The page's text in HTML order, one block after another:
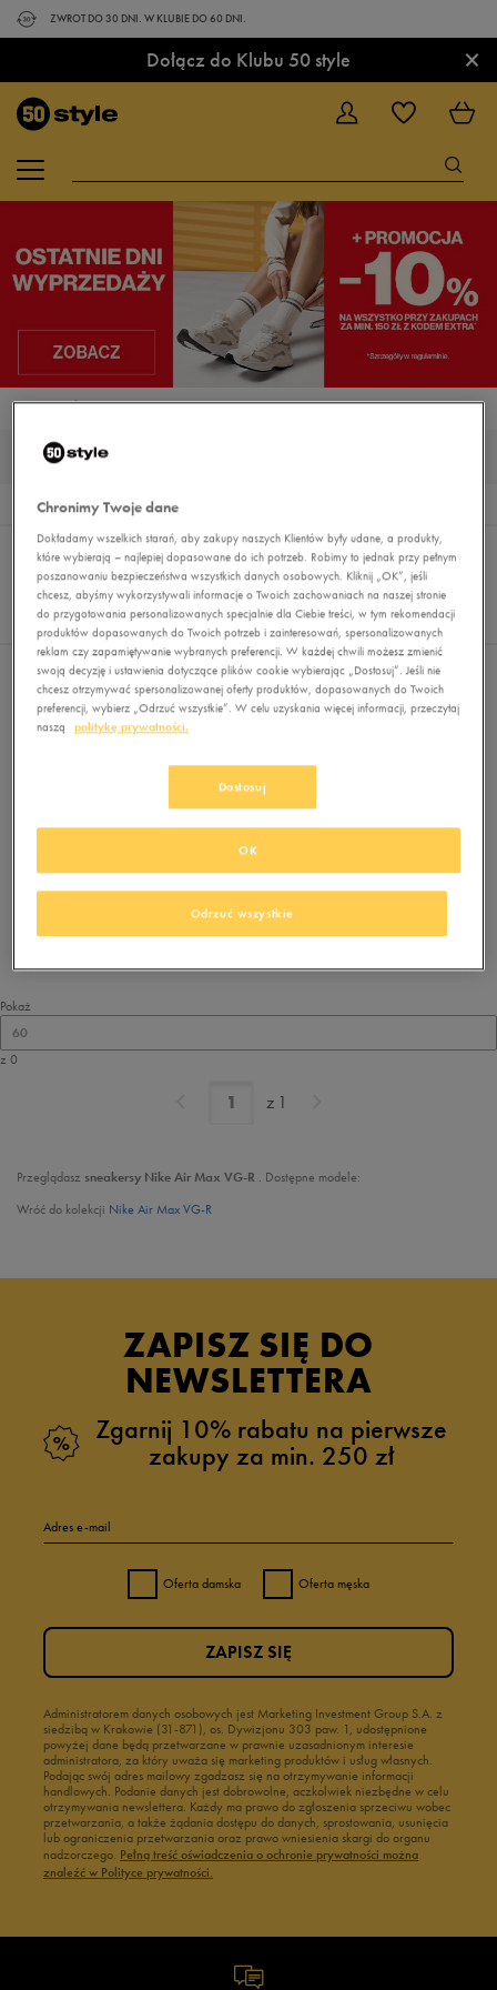
ZWROT DO 30 DNI. W KLUBIE DO 60 DNI.
Dołącz do Klubu 50 style ×
STRONA GŁÓWNA NIKE AIR MAX VG-R
0
Wyników
Sortuj:
REKOMENDOWANE
FILTRUJ
Pokaż
60
z 0
Nie wybrano filtrów
Brak produktów do wyświetlenia
Zmień kryteria wyszukiwania lub
usuń wybrane filtry
Pokaż
60
z 0
z 1
Przeglądasz sneakersy Nike Air Max VG-R . Dostępne modele:
Wróć do kolekcji Nike Air Max VG-R
ZAPISZ SIĘ DO
NEWSLETTERA
Zgarnij 10% rabatu na pierwsze
zakupy za min. 250 zł
Adres e-mail
Oferta damska Oferta męska
Administratorem danych osobowych jest Marketing Investment Group S.A. z
siedzibą w Krakowie (31-871), os. Dywizjonu 303 paw. 1, udostępnione
powyżej dane będą przetwarzane w prawnie uzasadnionym interesie
administratora, za który uważa się marketing produktów i usług własnych.
Podając swój adres mailowy zgadzasz się na otrzymywanie informacji
handlowych. Podanie danych jest dobrowolne, aczkolwiek niezbędne w celu
otrzymywania newslettera. Każdy ma prawo do zgłoszenia sprzeciwu wobec
przetwarzania, a także żądania dostępu do danych, sprostowania, usunięcia
lub ograniczenia przetwarzania oraz prawo wniesienia skargi do organu
nadzorczego. Pełną treść oświadczenia o ochronie prywatności można
znaleźć w Polityce prywatności.
ZAPISZ SIĘ
Chronimy Twoje dane
Dokładamy wszelkich starań, aby zakupy naszych Klientów były udane, a produkty,
które wybierają – najlepiej dopasowane do ich potrzeb. Robimy to jednak przy pełnym
poszanowaniu bezpieczeństwa wszystkich danych osobowych. Kliknij „OK”, jeśli
chcesz, abyśmy wykorzystywali informacje o Twoich zachowaniach na naszej stronie
do przygotowania personalizowanych specjalnie dla Ciebie treści, w tym rekomendacji
produktów dopasowanych do Twoich potrzeb i zainteresowań, spersonalizowanych
reklam czy zapamiętywanie wybranych preferencji. W każdej chwili możesz zmienić
swoją decyzję i ustawienia dotyczące plików cookie wybierając „Dostosuj”. Jeśli nie
chcesz otrzymywać spersonalizowanej oferty produktów, dopasowanych do Twoich
preferencji, wybierz „Odrzuć wszystkie”. W celu uzyskania więcej informacji, przeczytaj
naszą
politykę prywatności.
Dostosuj
Odrzuć wszystkie
OK